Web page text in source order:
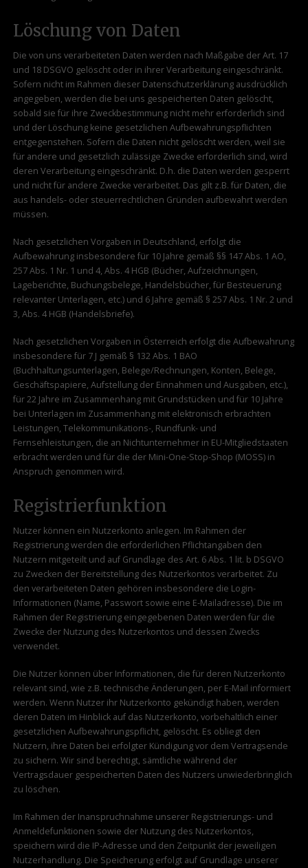
Löschung von Daten
Die von uns verarbeiteten Daten werden nach Maßgabe der Art. 17
und 18 DSGVO gelöscht oder in ihrer Verarbeitung eingeschränkt.
Sofern nicht im Rahmen dieser Datenschutzerklärung ausdrücklich
angegeben, werden die bei uns gespeicherten Daten gelöscht,
sobald sie für ihre Zweckbestimmung nicht mehr erforderlich sind
und der Löschung keine gesetzlichen Aufbewahrungspflichten
entgegenstehen. Sofern die Daten nicht gelöscht werden, weil sie
für andere und gesetzlich zulässige Zwecke erforderlich sind, wird
deren Verarbeitung eingeschränkt. D.h. die Daten werden gesperrt
und nicht für andere Zwecke verarbeitet. Das gilt z.B. für Daten, die
aus handels- oder steuerrechtlichen Gründen aufbewahrt werden
müssen.
Nach gesetzlichen Vorgaben in Deutschland, erfolgt die
Aufbewahrung insbesondere für 10 Jahre gemäß §§ 147 Abs. 1 AO,
257 Abs. 1 Nr. 1 und 4, Abs. 4 HGB (Bücher, Aufzeichnungen,
Lageberichte, Buchungsbelege, Handelsbücher, für Besteuerung
relevanter Unterlagen, etc.) und 6 Jahre gemäß § 257 Abs. 1 Nr. 2 und
3, Abs. 4 HGB (Handelsbriefe).
Nach gesetzlichen Vorgaben in Österreich erfolgt die Aufbewahrung
insbesondere für 7 J gemäß § 132 Abs. 1 BAO
(Buchhaltungsunterlagen, Belege/Rechnungen, Konten, Belege,
Geschäftspapiere, Aufstellung der Einnahmen und Ausgaben, etc.),
für 22 Jahre im Zusammenhang mit Grundstücken und für 10 Jahre
bei Unterlagen im Zusammenhang mit elektronisch erbrachten
Leistungen, Telekommunikations-, Rundfunk- und
Fernsehleistungen, die an Nichtunternehmer in EU-Mitgliedstaaten
erbracht werden und für die der Mini-One-Stop-Shop (MOSS) in
Anspruch genommen wird.
Registrierfunktion
Nutzer können ein Nutzerkonto anlegen. Im Rahmen der
Registrierung werden die erforderlichen Pflichtangaben den
Nutzern mitgeteilt und auf Grundlage des Art. 6 Abs. 1 lit. b DSGVO
zu Zwecken der Bereitstellung des Nutzerkontos verarbeitet. Zu
den verarbeiteten Daten gehören insbesondere die Login-
Informationen (Name, Passwort sowie eine E-Mailadresse). Die im
Rahmen der Registrierung eingegebenen Daten werden für die
Zwecke der Nutzung des Nutzerkontos und dessen Zwecks
verwendet.
Die Nutzer können über Informationen, die für deren Nutzerkonto
relevant sind, wie z.B. technische Änderungen, per E-Mail informiert
werden. Wenn Nutzer ihr Nutzerkonto gekündigt haben, werden
deren Daten im Hinblick auf das Nutzerkonto, vorbehaltlich einer
gesetzlichen Aufbewahrungspflicht, gelöscht. Es obliegt den
Nutzern, ihre Daten bei erfolgter Kündigung vor dem Vertragsende
zu sichern. Wir sind berechtigt, sämtliche während der
Vertragsdauer gespeicherten Daten des Nutzers unwiederbringlich
zu löschen.
Im Rahmen der Inanspruchnahme unserer Registrierungs- und
Anmeldefunktionen sowie der Nutzung des Nutzerkontos,
speichern wird die IP-Adresse und den Zeitpunkt der jeweiligen
Nutzerhandlung. Die Speicherung erfolgt auf Grundlage unserer